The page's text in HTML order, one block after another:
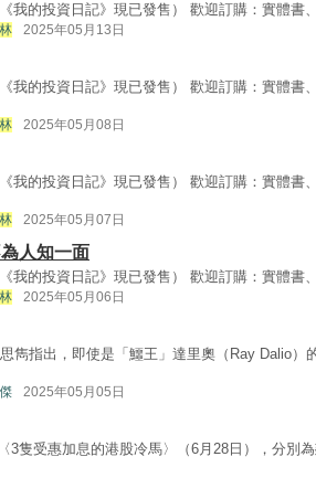
我的投資日記》現已發售） 歡迎訂購：實體書
2025年05月13日
我的投資日記》現已發售） 歡迎訂購：實體書
2025年05月08日
我的投資日記》現已發售） 歡迎訂購：實體書
2025年05月07日
人知一面
我的投資日記》現已發售） 歡迎訂購：實體書
2025年05月06日
雋指出，即使是「鱷王」達里奧（Ray Dalio）
2025年05月05日
3隻受惠加息的港股冷馬〉（6月28日），分別